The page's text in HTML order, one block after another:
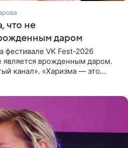
что не
даром
фестивале VK Fest-2026
является врожденным даром.
канал». «Харизма — это